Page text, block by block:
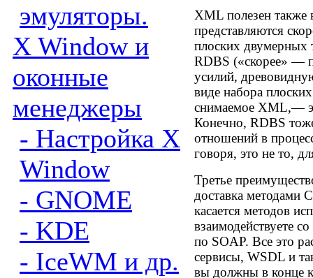
эмуляторы.
X Window и
оконные
менеджеры
- Настройка X
Window
- GNOME
- KDE
- IceWM и др.
XML полезен также
представляются
плоских двумерных
RDBS («скорее» —
усилий,
виде набора
снимаемое XML,—
Конечно, RDBS
отношений в
говоря, это не то,
Третье
доставка методами
касается методов
взаимодействуете
по SOAP. Все это
сервисы, WSDL и
вы должны в конце